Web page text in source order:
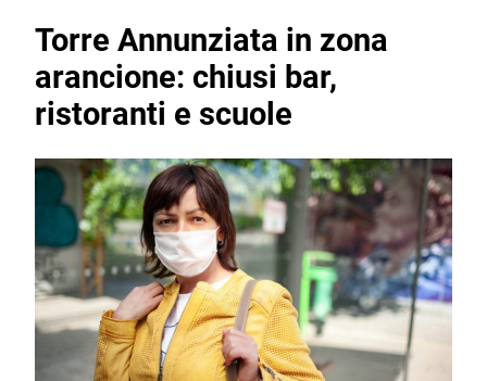
Torre Annunziata in zona
arancione: chiusi bar,
ristoranti e scuole